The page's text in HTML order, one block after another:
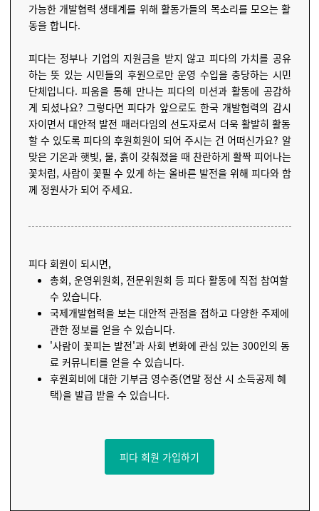
가능한 개발협력 생태계를 위해 활동가들의 목소리를 모으는 활
동을 합니다.
피다는 정부나 기업의 지원금을 받지 않고 피다의 가치를 공유
하는 뜻 있는 시민들의 후원으로만 운영 수입을 충당하는 시민
단체입니다. 피움을 통해 만나는 피다의 미션과 활동에 공감하
게 되셨나요? 그렇다면 피다가 앞으로도 한국 개발협력의 감시
자이면서 대안적 발전 패러다임의 선도자로서 더욱 활발히 활동
할 수 있도록 피다의 후원회원이 되어 주시는 건 어떠신가요? 알
맞은 기온과 햇빛, 물, 흙이 갖춰졌을 때 찬란하게 활짝 피어나는
꽃처럼, 사람이 꽃필 수 있게 하는 올바른 발전을 위해 피다와 함
께 정원사가 되어 주세요.
피다 회원이 되시면,
총회, 운영위원회, 전문위원회 등 피다 활동에 직접 참여할
수 있습니다.
국제개발협력을 보는 대안적 관점을 접하고 다양한 주제에
관한 정보를 얻을 수 있습니다.
'사람이 꽃피는 발전'과 사회 변화에 관심 있는 300인의 동
료 커뮤니티를 얻을 수 있습니다.
후원회비에 대한 기부금 영수증(연말 정산 시 소득공제 혜
택)을 발급 받을 수 있습니다.
피다 회원 가입하기